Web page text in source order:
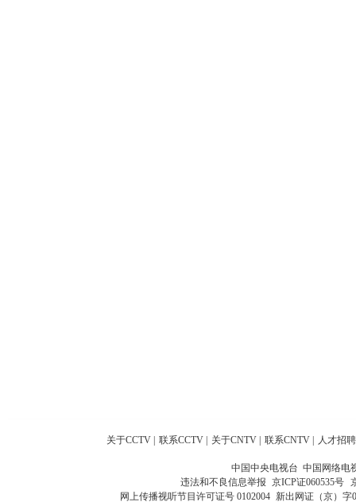
关于CCTV 联系CCTV 关于CNTV 联系CNTV 人才招聘
中国中央电视台 中国网络电
违法和不良信息举报 京ICP证060535号
网上传播视听节目许可证号 0102004 新出网证（京）